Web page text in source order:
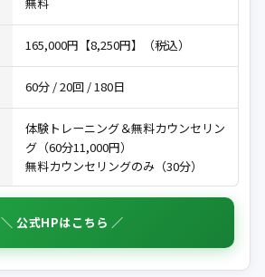
165,000円【8,250円】（税込）
60分 / 20回 / 180日
体験トレーニング＆無料カウンセリン
グ（60分11,000円）
無料カウンセリングのみ（30分）
＼ 公式HPはこちら ／